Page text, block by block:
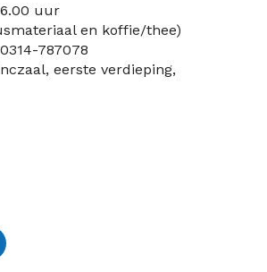
uur
en koffie/thee)
787078
eerste verdieping,